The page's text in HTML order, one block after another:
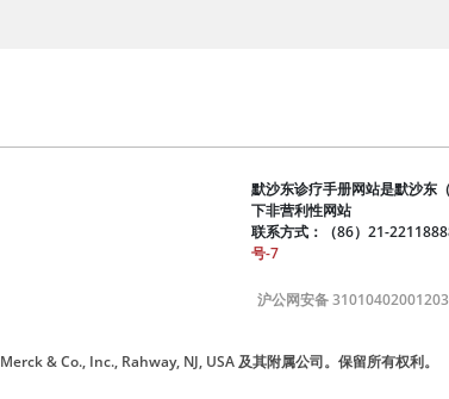
默沙东诊疗手册网站是默沙东
下非营利性网站
联系方式：（86）21-
号-7
沪公网安备
Merck & Co., Inc., Rahway, NJ, USA 及其附属公司。保留所有权利。